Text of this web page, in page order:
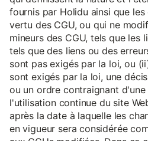
fournis par Holidu ainsi que
vertu des CGU, ou qui ne
mineurs des CGU, tels que les
tels que des liens ou des
sont pas exigés par la loi, ou
sont exigés par la loi, une
ou un ordre contraignant
l'utilisation continue du site
après la date à laquelle les
en vigueur sera considérée